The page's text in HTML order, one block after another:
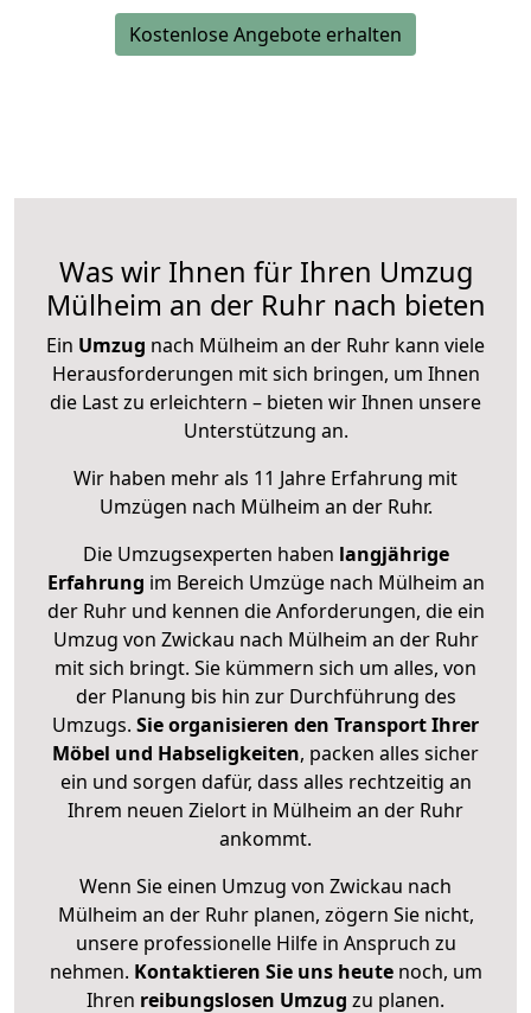
Kostenlose Angebote erhalten
Was wir Ihnen für Ihren Umzug
Mülheim an der Ruhr nach bieten
Ein Umzug nach Mülheim an der Ruhr kann viele
Herausforderungen mit sich bringen, um Ihnen
die Last zu erleichtern – bieten wir Ihnen unsere
Unterstützung an.
Wir haben mehr als 11 Jahre Erfahrung mit
Umzügen nach Mülheim an der Ruhr.
Die Umzugsexperten haben langjährige
Erfahrung im Bereich Umzüge nach Mülheim an
der Ruhr und kennen die Anforderungen, die ein
Umzug von Zwickau nach Mülheim an der Ruhr
mit sich bringt. Sie kümmern sich um alles, von
der Planung bis hin zur Durchführung des
Umzugs. Sie organisieren den Transport Ihrer
Möbel und Habseligkeiten, packen alles sicher
ein und sorgen dafür, dass alles rechtzeitig an
Ihrem neuen Zielort in Mülheim an der Ruhr
ankommt.
Wenn Sie einen Umzug von Zwickau nach
Mülheim an der Ruhr planen, zögern Sie nicht,
unsere professionelle Hilfe in Anspruch zu
nehmen. Kontaktieren Sie uns heutenoch, um
Ihren reibungslosen Umzug zu planen.